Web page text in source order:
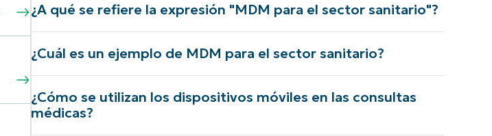
¿A qué se refiere la expresión "MDM para el sector sanitario"?
¿Cuál es un ejemplo de MDM para el sector sanitario?
¿Cómo se utilizan los dispositivos móviles en las consultas
médicas?